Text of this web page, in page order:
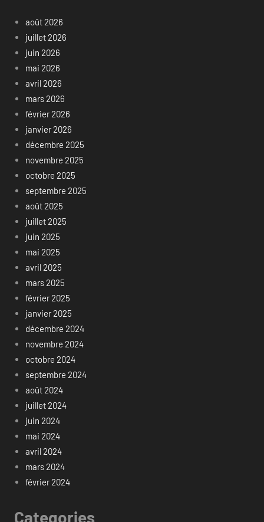
août 2026
juillet 2026
juin 2026
mai 2026
avril 2026
mars 2026
février 2026
janvier 2026
décembre 2025
novembre 2025
octobre 2025
septembre 2025
août 2025
juillet 2025
juin 2025
mai 2025
avril 2025
mars 2025
février 2025
janvier 2025
décembre 2024
novembre 2024
octobre 2024
septembre 2024
août 2024
juillet 2024
juin 2024
mai 2024
avril 2024
mars 2024
février 2024
Categories